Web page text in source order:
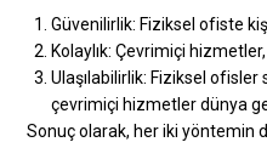
Güvenilirlik: Fiziksel ofiste
Kolaylık: Çevrimiçi
Ulaşılabilirlik: Fiziksel ofisler
çevrimiçi hizmetler dünya
Sonuç olarak, her iki yöntemin